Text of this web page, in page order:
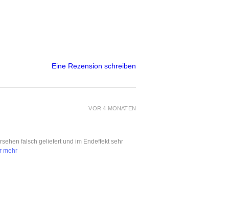
Eine Rezension schreiben
VOR 4 MONATEN
falsch geliefert und im Endeffekt sehr
mehr